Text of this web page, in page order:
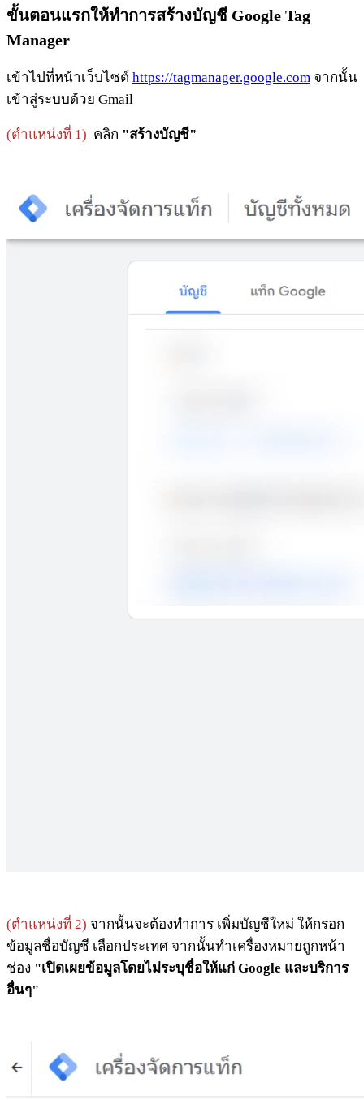
ขั้นตอนแรกให้ทำการสร้างบัญชี Google Tag
Manager
เข้าไปที่หน้าเว็บไซต์ https://tagmanager.google.com จากนั้น
เข้าสู่ระบบด้วย Gmail
(ตำแหน่งที่ 1) คลิก "สร้างบัญชี"
(ตำแหน่งที่ 2) จากนั้นจะต้องทำการ เพิ่มบัญชีใหม่ ให้กรอก
ข้อมูลชื่อบัญชี เลือกประเทศ จากนั้นทำเครื่องหมายถูกหน้า
ช่อง "เปิดเผยข้อมูลโดยไม่ระบุชื่อให้แก่ Google และบริการ
อื่นๆ"